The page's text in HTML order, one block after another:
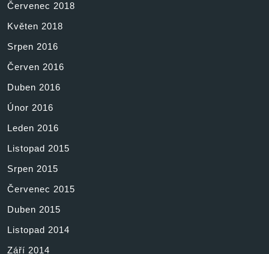
Červenec 2018
Květen 2018
Srpen 2016
Červen 2016
Duben 2016
Únor 2016
Leden 2016
Listopad 2015
Srpen 2015
Červenec 2015
Duben 2015
Listopad 2014
Září 2014